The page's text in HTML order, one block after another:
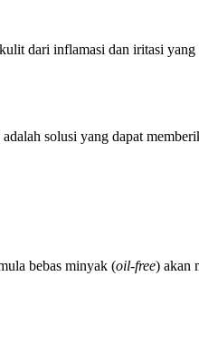
dari inflamasi dan iritasi yang
solusi yang dapat
bebas minyak (oil-free) akan